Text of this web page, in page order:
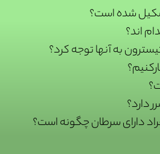
شده است؟
اند؟
به آنها توجه کرد؟
دارد؟
دارای سرطان چگونه است؟